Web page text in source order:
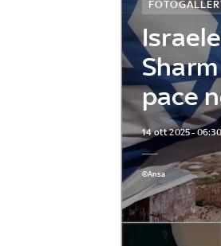
pace
14 ott 2025 - 06:30
©Ansa